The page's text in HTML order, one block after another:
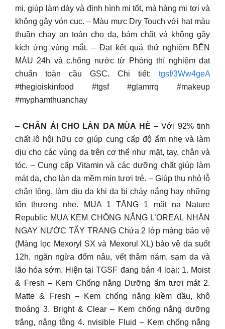
mi, giúp làm dày và định hình mi tốt, mà hàng mi tơi và
không gây vón cục. – Màu mực Dry Touch với hạt màu
thuần chay an toàn cho da, bám chặt và không gây
kích ứng vùng mắt. – Đạt kết quả thử nghiệm BỀN
MÀU 24h và c.hống nước từ Phòng thí nghiệm đạt
chuẩn toàn cầu GSC. Chi tiết: tgsf/3Ww4geA
#thegioiskinfood #tgsf #glamrrq #makeup
#myphamthuanchay
–CHÂN ÁI CHO LÀN DA MÙA HÈ – Với 92% tinh
chất lô hội hữu cơ giúp cung cấp độ ẩm nhẹ và làm
dịu cho các vùng da trên cơ thể như mặt, tay, chân và
tóc. – Cung cấp Vitamin và các dưỡng chất giúp làm
mát da, cho làn da mềm mịn tươi trẻ. – Giúp thu nhỏ lỗ
chân lông, làm dịu da khi da bị cháy nắng hay những
tổn thương nhẹ. MUA 1 TẶNG 1 mặt nạ Nature
Republic MUA KEM CHỐNG NẮNG L’OREAL NHẬN
NGAY NƯỚC TẨY TRANG Chứa 2 lớp màng bảo vệ
(Màng lọc Mexoryl SX và Mexorul XL) bảo vệ da suốt
12h, ngăn ngừa đốm nâu, vết thâm nám, sạm da và
lão hóa sớm. Hiện tại TGSF đang bán 4 loại: 1. Moist
& Fresh – Kem Chống nắng Dưỡng ẩm tươi mát 2.
Matte & Fresh – Kem chống nắng kiềm dầu, khô
thoáng 3. Bright & Clear – Kem chống nắng dưỡng
trắng, nâng tông 4. nvisible Fluid – Kem chống nắng